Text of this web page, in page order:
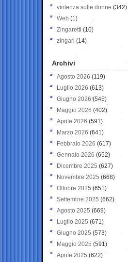
violenza sulle donne (342)
Web (1)
Zingaretti (10)
zingari (14)
Archivi
Agosto 2026 (119)
Luglio 2026 (613)
Giugno 2026 (545)
Maggio 2026 (402)
Aprile 2026 (591)
Marzo 2026 (641)
Febbraio 2026 (617)
Gennaio 2026 (652)
Dicembre 2025 (627)
Novembre 2025 (668)
Ottobre 2025 (651)
Settembre 2025 (662)
Agosto 2025 (669)
Luglio 2025 (671)
Giugno 2025 (573)
Maggio 2025 (591)
Aprile 2025 (622)